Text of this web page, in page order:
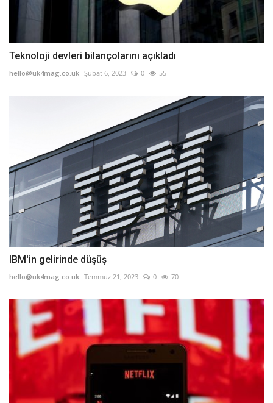
Teknoloji devleri bilançolarını açıkladı
hello@uk4mag.co.uk Şubat 6, 2023 0 55
IBM'in gelirinde düşüş
hello@uk4mag.co.uk Temmuz 21, 2023 0 70